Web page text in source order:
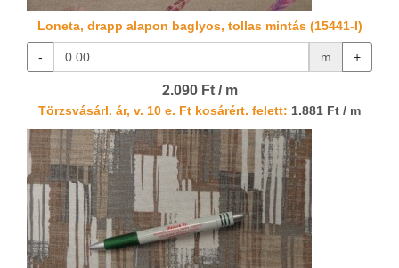
Loneta, drapp alapon baglyos, tollas mintás (15441-I)
- m +
2.090 Ft / m
Törzsvásárl. ár, v. 10 e. Ft kosárért. felett: 1.881 Ft / m